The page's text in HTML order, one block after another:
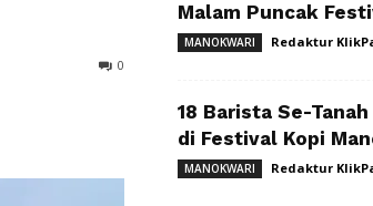
0
Malam Puncak
MANOKWARI Redaktur
18 Barista Se-
di Festival Kopi
MANOKWARI Redaktur